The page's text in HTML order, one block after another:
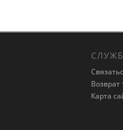
Возврат
Карта